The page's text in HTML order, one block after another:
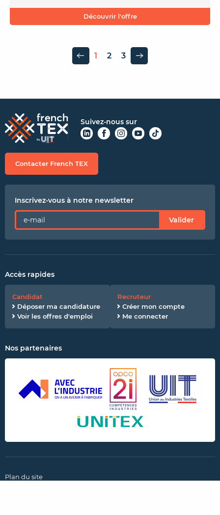
Découvrir l'offre
Page précédente 1 2 3 Page suivante
Suivez-nous sur
Contacter French TEX
Inscrivez-vous à notre newsletter
Valider
Accès rapides
Candidat
Déposer ma candidature
Voir les offres d'emploi
Recruteur
Créer mon compte
Me connecter
Nos partenaires
Plan du site